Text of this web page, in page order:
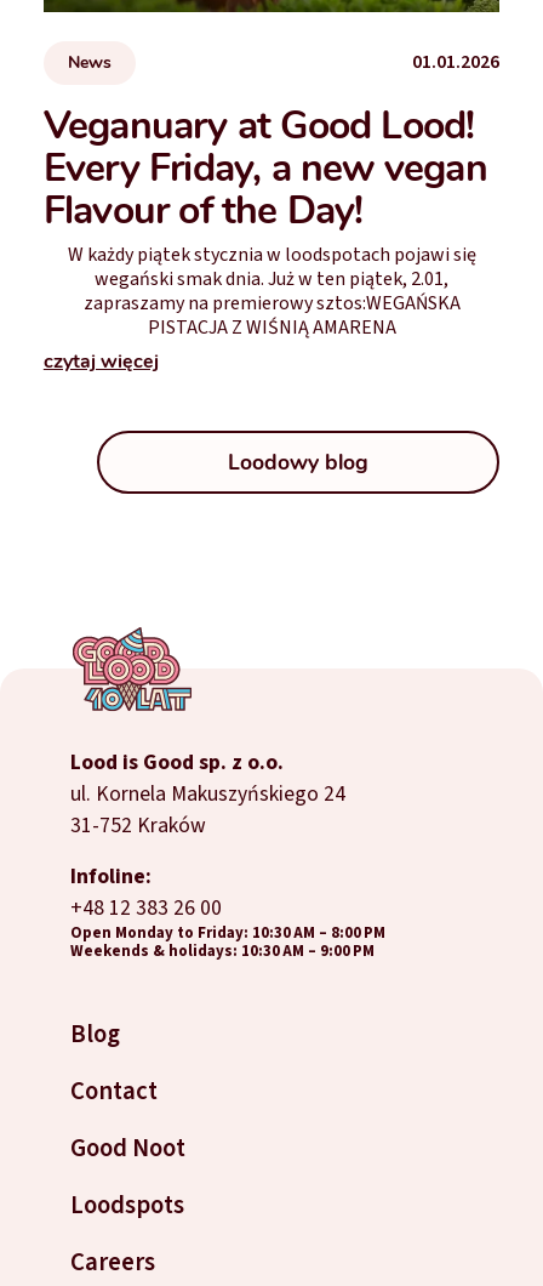
News 01.01.2026
Veganuary at Good Lood!
Every Friday, a new vegan
Flavour of the Day!
W każdy piątek stycznia w loodspotach pojawi się
wegański smak dnia. Już w ten piątek, 2.01,
zapraszamy na premierowy sztos:WEGAŃSKA
PISTACJA Z WIŚNIĄ AMARENA
czytaj więcej
Loodowy blog
Lood is Good sp. z o.o.
ul. Kornela Makuszyńskiego 24
31-752 Kraków
Infoline:
+48 12 383 26 00
Open Monday to Friday: 10:30 AM – 8:00 PM
Weekends & holidays: 10:30 AM – 9:00 PM
Blog
Contact
Good Noot
Loodspots
Careers